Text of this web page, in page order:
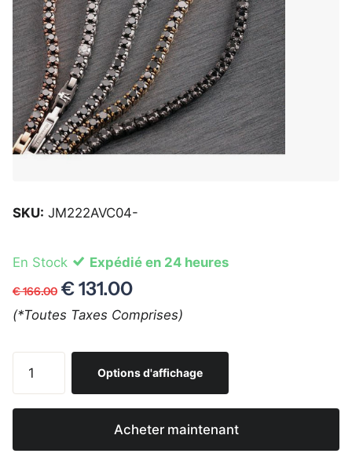
SKU: JM222AVC04-
En Stock Expédié en 24 heures
€ 166.00 € 131.00
(*Toutes Taxes Comprises)
Options d'affichage
Acheter maintenant